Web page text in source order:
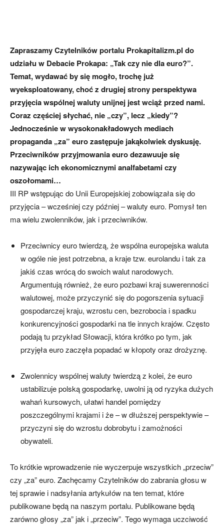
Zapraszamy Czytelników portalu Prokapitalizm.pl do
udziału w Debacie Prokapa: „Tak czy nie dla euro?”.
Temat, wydawać by się mogło, trochę już
wyeksploatowany, choć z drugiej strony perspektywa
przyjęcia wspólnej waluty unijnej jest wciąż przed nami.
Coraz częściej słychać, nie „czy”, lecz „kiedy”?
Jednocześnie w wysokonakładowych mediach
propaganda „za” euro zastępuje jakąkolwiek dyskusję.
Przeciwników przyjmowania euro dezawuuje się
nazywając ich ekonomicznymi analfabetami czy
oszołomami…
III RP wstępując do Unii Europejskiej zobowiązała się do
przyjęcia – wcześniej czy później – waluty euro. Pomysł ten
ma wielu zwolenników, jak i przeciwników.
Przeciwnicy euro twierdzą, że wspólna europejska waluta
w ogóle nie jest potrzebna, a kraje tzw. eurolandu i tak za
jakiś czas wrócą do swoich walut narodowych.
Argumentują również, że euro pozbawi kraj suwerenności
walutowej, może przyczynić się do pogorszenia sytuacji
gospodarczej kraju, wzrostu cen, bezrobocia i spadku
konkurencyjności gospodarki na tle innych krajów. Często
podają tu przykład Słowacji, która krótko po tym, jak
przyjęła euro zaczęła popadać w kłopoty oraz drożyznę.
Zwolennicy wspólnej waluty twierdzą z kolei, że euro
ustabilizuje polską gospodarkę, uwolni ją od ryzyka dużych
wahań kursowych, ułatwi handel pomiędzy
poszczególnymi krajami i że – w dłuższej perspektywie –
przyczyni się do wzrostu dobrobytu i zamożności
obywateli.
To krótkie wprowadzenie nie wyczerpuje wszystkich „przeciw”
czy „za” euro. Zachęcamy Czytelników do zabrania głosu w
tej sprawie i nadsyłania artykułów na ten temat, które
publikowane będą na naszym portalu. Publikowane będą
zarówno głosy „za” jak i „przeciw”. Tego wymaga uczciwość